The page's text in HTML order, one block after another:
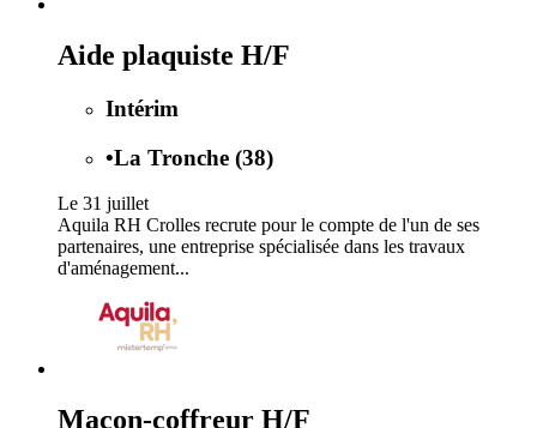
Aide plaquiste H/F
Intérim
•La Tronche (38)
Le 31 juillet
Aquila RH Crolles recrute pour le compte de l'un de ses
partenaires, une entreprise spécialisée dans les travaux
d'aménagement...
Maçon-coffreur H/F